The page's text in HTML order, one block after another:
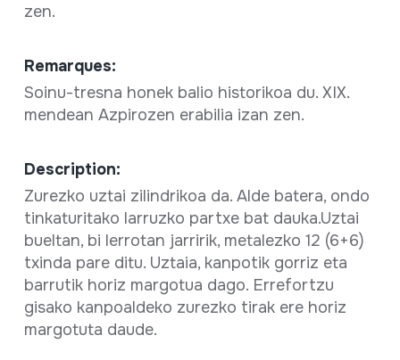
zen.
Remarques:
Soinu-tresna honek balio historikoa du. XIX.
mendean Azpirozen erabilia izan zen.
Description:
Zurezko uztai zilindrikoa da. Alde batera, ondo
tinkaturitako larruzko partxe bat dauka.Uztai
bueltan, bi lerrotan jarririk, metalezko 12 (6+6)
txinda pare ditu. Uztaia, kanpotik gorriz eta
barrutik horiz margotua dago. Errefortzu
gisako kanpoaldeko zurezko tirak ere horiz
margotuta daude.